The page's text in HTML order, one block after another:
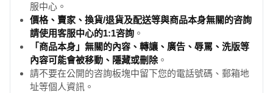
服中心。
價格、賣家、換貨/退貨及配送等與商品本身無關的咨詢
請使用客服中心的1:1咨詢 。
「商品本身」無關的內容、轉讓、廣告、辱罵、洗版等
內容可能會被移動、隱藏或刪除。
請不要在公開的咨詢板塊中留下您的電話號碼、郵箱地
址等個人資訊。